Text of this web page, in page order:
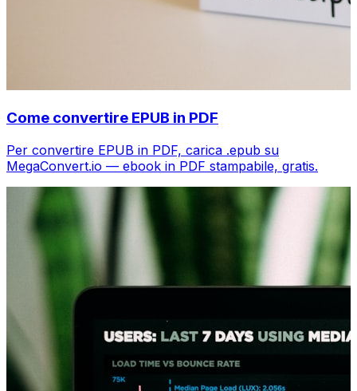
Come convertire EPUB in PDF
Per convertire EPUB in PDF, carica .epub su
MegaConvert.io — ebook in PDF stampabile, gratis.